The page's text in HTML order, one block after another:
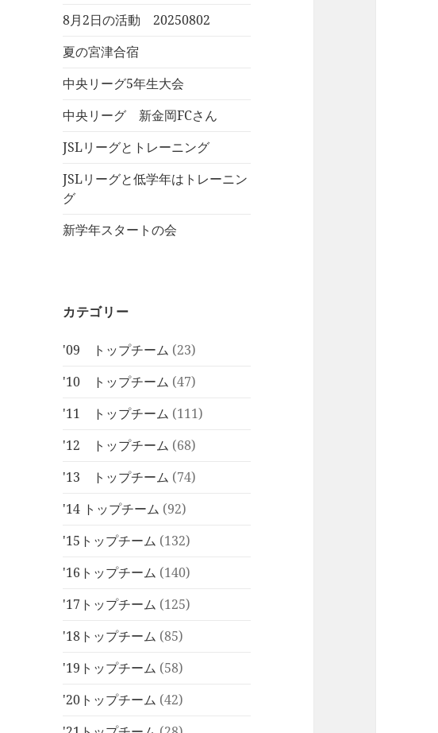
8月2日の活動 20250802
夏の宮津合宿
中央リーグ5年生大会
中央リーグ 新金岡FCさん
JSLリーグとトレーニング
JSLリーグと低学年はトレーニン
グ
新学年スタートの会
カテゴリー
'09 トップチーム (23)
'10 トップチーム (47)
'11 トップチーム (111)
'12 トップチーム (68)
'13 トップチーム (74)
'14 トップチーム (92)
'15トップチーム (132)
'16トップチーム (140)
'17トップチーム (125)
'18トップチーム (85)
'19トップチーム (58)
'20トップチーム (42)